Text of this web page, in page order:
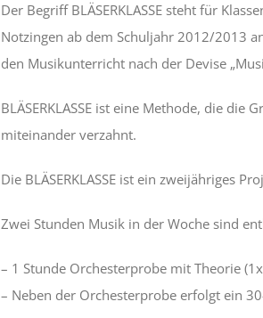
Der Begriff BLÄSERKLASSE steht für
Notzingen ab dem Schuljahr 2012/2013
den Musikunterricht nach der Devise
BLÄSERKLASSE ist eine Methode, die
miteinander verzahnt.
Die BLÄSERKLASSE ist ein zweijähriges
Zwei Stunden Musik in der Woche sind
– 1 Stunde Orchesterprobe mit Theorie
– Neben der Orchesterprobe erfolgt ein